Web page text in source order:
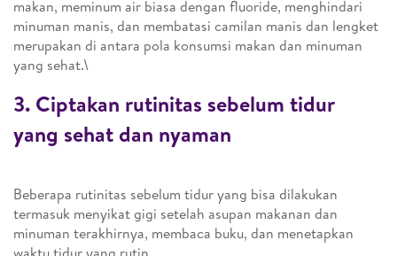
makan, meminum air biasa dengan fluoride, menghindari
minuman manis, dan membatasi camilan manis dan lengket
merupakan di antara pola konsumsi makan dan minuman
yang sehat.\
3. Ciptakan rutinitas sebelum tidur
yang sehat dan nyaman
Beberapa rutinitas sebelum tidur yang bisa dilakukan
termasuk menyikat gigi setelah asupan makanan dan
minuman terakhirnya, membaca buku, dan menetapkan